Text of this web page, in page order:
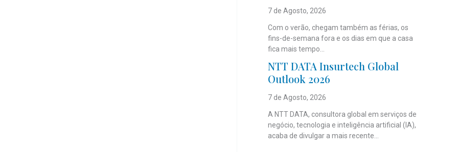
7 de Agosto, 2026
Com o verão, chegam também as férias, os
fins-de-semana fora e os dias em que a casa
fica mais tempo...
NTT DATA Insurtech Global
Outlook 2026
7 de Agosto, 2026
A NTT DATA, consultora global em serviços de
negócio, tecnologia e inteligência artificial (IA),
acaba de divulgar a mais recente...